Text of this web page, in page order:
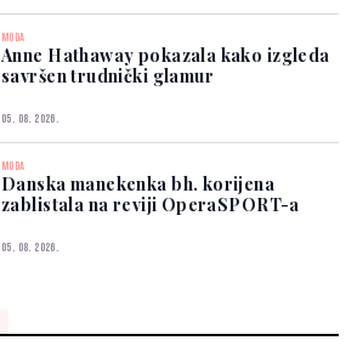
MODA
Anne Hathaway pokazala kako izgleda
savršen trudnički glamur
05. 08. 2026.
MODA
Danska manekenka bh. korijena
zablistala na reviji OperaSPORT-a
05. 08. 2026.